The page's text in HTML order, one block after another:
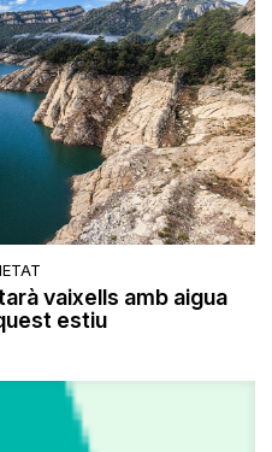
vaixells amb aigua
estiu